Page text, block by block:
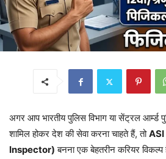
अगर आप भारतीय पुलिस विभाग या सेंट्रल आर्म्ड
शामिल होकर देश की सेवा करना चाहते हैं, तो
Inspector) बनना एक बेहतरीन करियर